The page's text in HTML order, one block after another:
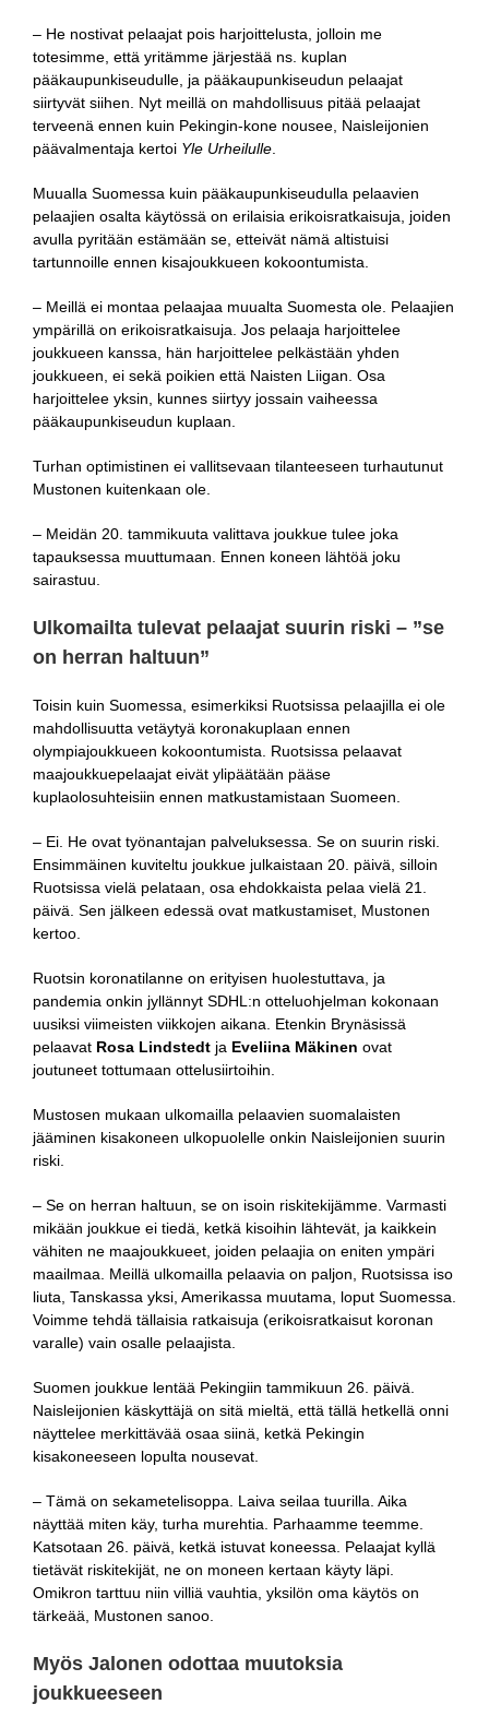
– He nostivat pelaajat pois harjoittelusta, jolloin me
totesimme, että yritämme järjestää ns. kuplan
pääkaupunkiseudulle, ja pääkaupunkiseudun pelaajat
siirtyvät siihen. Nyt meillä on mahdollisuus pitää pelaajat
terveenä ennen kuin Pekingin-kone nousee, Naisleijonien
päävalmentaja kertoi Yle Urheilulle
Muualla Suomessa kuin pääkaupunkiseudulla pelaavien
pelaajien osalta käytössä on erilaisia erikoisratkaisuja, joiden
avulla pyritään estämään se, etteivät nämä altistuisi
tartunnoille ennen kisajoukkueen kokoontumista.
– Meillä ei montaa pelaajaa muualta Suomesta ole. Pelaajien
ympärillä on erikoisratkaisuja. Jos pelaaja harjoittelee
joukkueen kanssa, hän harjoittelee pelkästään yhden
joukkueen, ei sekä poikien että Naisten Liigan. Osa
harjoittelee yksin, kunnes siirtyy jossain vaiheessa
pääkaupunkiseudun kuplaan.
Turhan optimistinen ei vallitsevaan tilanteeseen turhautunut
Mustonen kuitenkaan ole.
– Meidän 20. tammikuuta valittava joukkue tulee joka
tapauksessa muuttumaan. Ennen koneen lähtöä joku
sairastuu.
Ulkomailta tulevat pelaajat suurin riski – ”se
on herran haltuun”
Toisin kuin Suomessa, esimerkiksi Ruotsissa pelaajilla ei ole
mahdollisuutta vetäytyä koronakuplaan ennen
olympiajoukkueen kokoontumista. Ruotsissa pelaavat
maajoukkuepelaajat eivät ylipäätään pääse
kuplaolosuhteisiin ennen matkustamistaan Suomeen.
– Ei. He ovat työnantajan palveluksessa. Se on suurin riski.
Ensimmäinen kuviteltu joukkue julkaistaan 20. päivä, silloin
Ruotsissa vielä pelataan, osa ehdokkaista pelaa vielä 21.
päivä. Sen jälkeen edessä ovat matkustamiset, Mustonen
kertoo.
Ruotsin koronatilanne on erityisen huolestuttava, ja
pandemia onkin jyllännyt SDHL:n otteluohjelman kokonaan
uusiksi viimeisten viikkojen aikana. Etenkin Brynäsissä
pelaavat Rosa Lindstedt ja Eveliina Mäkinen ovat
joutuneet tottumaan ottelusiirtoihin.
Mustosen mukaan ulkomailla pelaavien suomalaisten
jääminen kisakoneen ulkopuolelle onkin Naisleijonien suurin
riski.
– Se on herran haltuun, se on isoin riskitekijämme. Varmasti
mikään joukkue ei tiedä, ketkä kisoihin lähtevät, ja kaikkein
vähiten ne maajoukkueet, joiden pelaajia on eniten ympäri
maailmaa. Meillä ulkomailla pelaavia on paljon, Ruotsissa iso
liuta, Tanskassa yksi, Amerikassa muutama, loput Suomessa.
Voimme tehdä tällaisia ratkaisuja (erikoisratkaisut koronan
varalle) vain osalle pelaajista.
Suomen joukkue lentää Pekingiin tammikuun 26. päivä.
Naisleijonien käskyttäjä on sitä mieltä, että tällä hetkellä onni
näyttelee merkittävää osaa siinä, ketkä Pekingin
kisakoneeseen lopulta nousevat.
– Tämä on sekametelisoppa. Laiva seilaa tuurilla. Aika
näyttää miten käy, turha murehtia. Parhaamme teemme.
Katsotaan 26. päivä, ketkä istuvat koneessa. Pelaajat kyllä
tietävät riskitekijät, ne on moneen kertaan käyty läpi.
Omikron tarttuu niin villiä vauhtia, yksilön oma käytös on
tärkeää, Mustonen sanoo.
Myös Jalonen odottaa muutoksia
joukkueeseen